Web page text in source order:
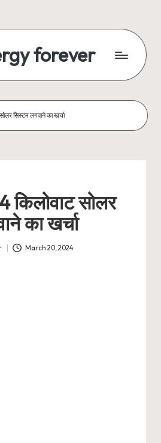
forever
सिस्टम लगवाने का खर्चा
सोलर
का खर्चा
March 20, 2024